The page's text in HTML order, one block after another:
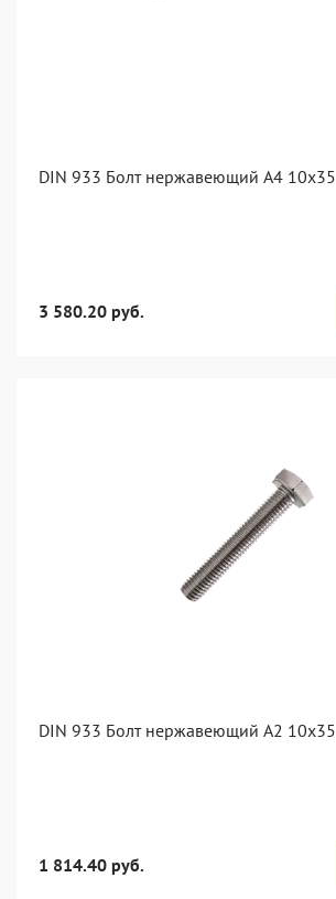
DIN 933 Болт нержавеющий А4 10х35
3 580.20 руб.
DIN 933 Болт нержавеющий А2 10х35
1 814.40 руб.